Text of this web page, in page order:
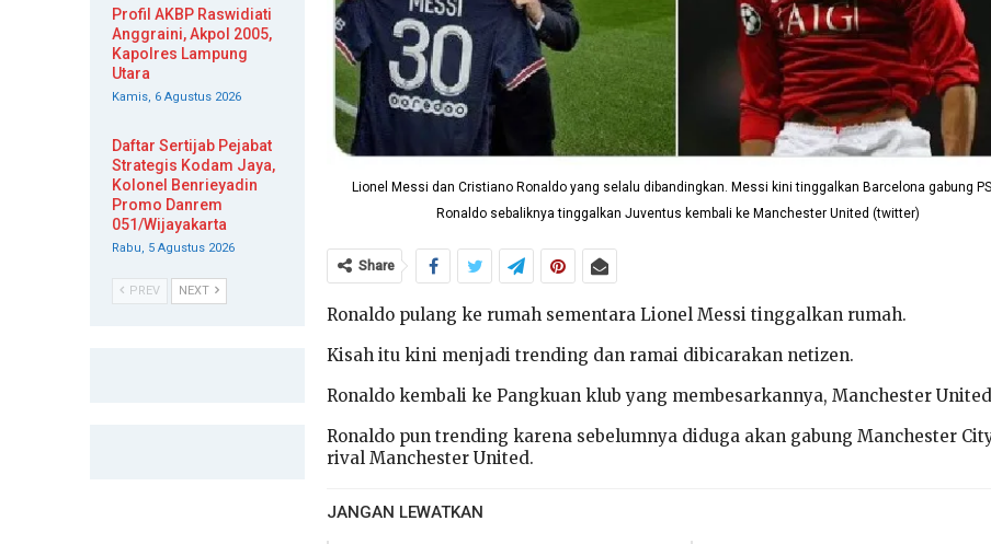
Lionel Messi dan Cristiano Ronaldo yang selalu dibandingkan. Messi kini tinggalkan Barcelona gabung
Ronaldo sebaliknya tinggalkan Juventus kembali ke Manchester United (twitter)
Share
Ronaldo pulang ke rumah sementara Lionel Messi tinggalkan rumah.
Kisah itu kini menjadi trending dan ramai dibicarakan netizen.
Ronaldo kembali ke Pangkuan klub yang membesarkannya, Manchester
Ronaldo pun trending karena sebelumnya diduga akan gabung Manchester
rival Manchester United.
JANGAN LEWATKAN
Profil AKBP Raswidiati
Anggraini, Akpol 2005,
Kapolres Lampung
Utara
Kamis, 6 Agustus 2026
Daftar Sertijab Pejabat
Strategis Kodam Jaya,
Kolonel Benrieyadin
Promo Danrem
051/Wijayakarta
Rabu, 5 Agustus 2026
PREV NEXT